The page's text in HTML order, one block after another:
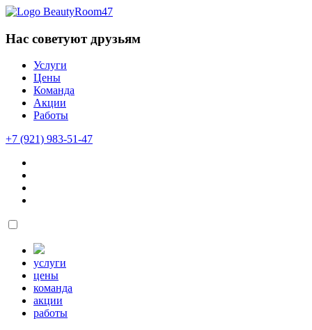
Нас советуют друзьям
Услуги
Цены
Команда
Акции
Работы
+7 (921) 983-51-47
услуги
цены
команда
акции
работы